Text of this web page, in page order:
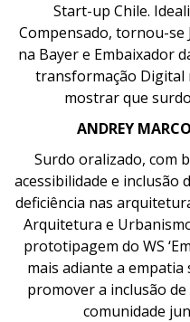
Start-up Chile.
Compensado, tornou-se
na Bayer e Embaixador
transformação Digital
mostrar que
ANDREY
Surdo oralizado, com
acessibilidade e inclusão
deficiência nas
Arquitetura e
prototipagem do WS
mais adiante a
promover a inclusão
comunidade